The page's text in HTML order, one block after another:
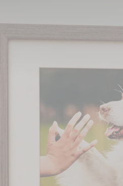
besonderen Menschen